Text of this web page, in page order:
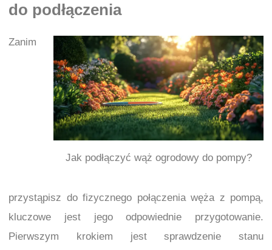
do podłączenia
Jak podłączyć wąż ogrodowy do pompy?
Zanim
przystąpisz do fizycznego połączenia węża z pompą,
kluczowe jest jego odpowiednie przygotowanie.
Pierwszym krokiem jest sprawdzenie stanu